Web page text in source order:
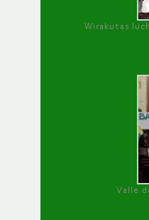
Wirakutas
Valle